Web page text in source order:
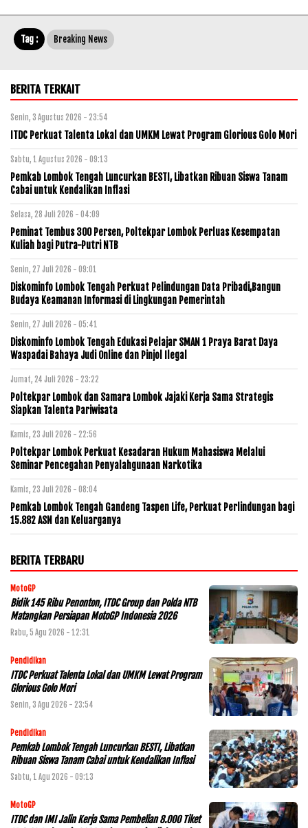
Tag : Breaking News
BERITA TERKAIT
Senin, 3 Agustus 2026 - 23:54
ITDC Perkuat Talenta Lokal dan UMKM Lewat Program Glorious Golo Mori
Sabtu, 1 Agustus 2026 - 09:13
Pemkab Lombok Tengah Luncurkan BESTI, Libatkan Ribuan Siswa Tanam
Cabai untuk Kendalikan Inflasi
Selasa, 28 Juli 2026 - 04:09
Peminat Tembus 300 Persen, Poltekpar Lombok Perluas Kesempatan
Kuliah bagi Putra-Putri NTB
Senin, 27 Juli 2026 - 09:01
Diskominfo Lombok Tengah Perkuat Pelindungan Data Pribadi,Bangun
Budaya Keamanan Informasi di Lingkungan Pemerintah
Senin, 27 Juli 2026 - 05:41
Diskominfo Lombok Tengah Edukasi Pelajar SMAN 1 Praya Barat Daya
Waspadai Bahaya Judi Online dan Pinjol Ilegal
Jumat, 24 Juli 2026 - 23:22
Poltekpar Lombok dan Samara Lombok Jajaki Kerja Sama Strategis
Siapkan Talenta Pariwisata
Kamis, 23 Juli 2026 - 22:56
Poltekpar Lombok Perkuat Kesadaran Hukum Mahasiswa Melalui
Seminar Pencegahan Penyalahgunaan Narkotika
Kamis, 23 Juli 2026 - 08:04
Pemkab Lombok Tengah Gandeng Taspen Life, Perkuat Perlindungan bagi
15.882 ASN dan Keluarganya
BERITA TERBARU
MotoGP
Bidik 145 Ribu Penonton, ITDC Group dan Polda NTB
Matangkan Persiapan MotoGP Indonesia 2026
Rabu, 5 Agu 2026 - 12:31
Pendidikan
ITDC Perkuat Talenta Lokal dan UMKM Lewat Program
Glorious Golo Mori
Senin, 3 Agu 2026 - 23:54
Pendidikan
Pemkab Lombok Tengah Luncurkan BESTI, Libatkan
Ribuan Siswa Tanam Cabai untuk Kendalikan Inflasi
Sabtu, 1 Agu 2026 - 09:13
MotoGP
ITDC dan IMI Jalin Kerja Sama Pembelian 8.000 Tiket